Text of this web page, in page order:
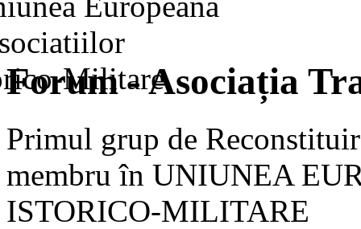
Forum - Asociația
Primul grup de
membru în UNIUNEA
ISTORICO-MILITARE